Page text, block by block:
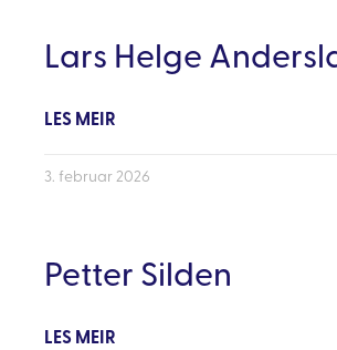
Lars Helge
LES MEIR
3. februar 2026
Petter Silden
LES MEIR